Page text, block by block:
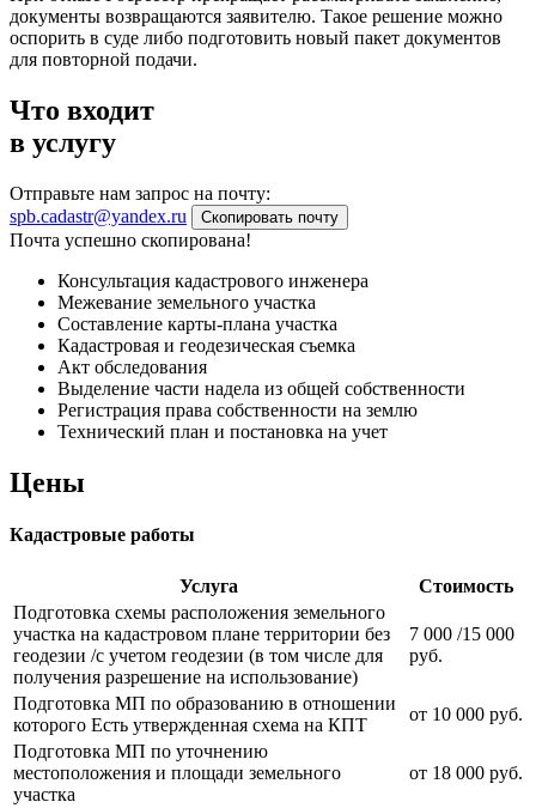
документы возвращаются заявителю. Такое решение можно
оспорить в суде либо подготовить новый пакет документов
для повторной подачи.
Что входит
в услугу
Отправьте нам запрос на почту:
spb.cadastr@yandex.ru
Скопировать почту
Почта успешно скопирована!
Консультация кадастрового инженера
Межевание земельного участка
Составление карты-плана участка
Кадастровая и геодезическая съемка
Акт обследования
Выделение части надела из общей собственности
Регистрация права собственности на землю
Технический план и постановка на учет
Цены
Кадастровые работы
Услуга
Стоимость
Подготовка схемы расположения земельного
участка на кадастровом плане территории без
геодезии /с учетом геодезии (в том числе для
получения разрешение на использование)
7 000 /15 000
руб.
Подготовка МП по образованию в отношении
которого Есть утвержденная схема на КПТ
от 10 000 руб.
Подготовка МП по уточнению
местоположения и площади земельного
участка
от 18 000 руб.